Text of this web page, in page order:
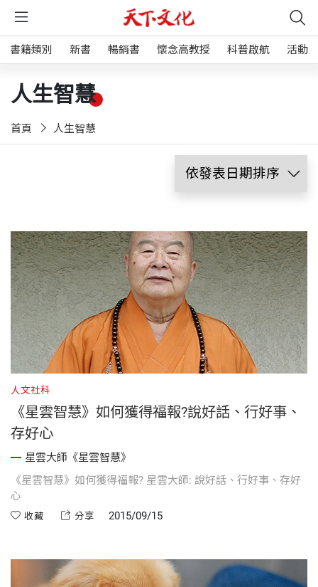
書籍類別 新書 暢銷書 懷念高教授 科普啟航 活動
人生智慧
首頁 人生智慧
人文社科
《星雲智慧》如何獲得福報?說好話、行好事、
存好心
星雲大師《星雲智慧》
《星雲智慧》如何獲得福報? 星雲大師: 說好話、行好事、存好
心
收藏 分享 2015/09/15